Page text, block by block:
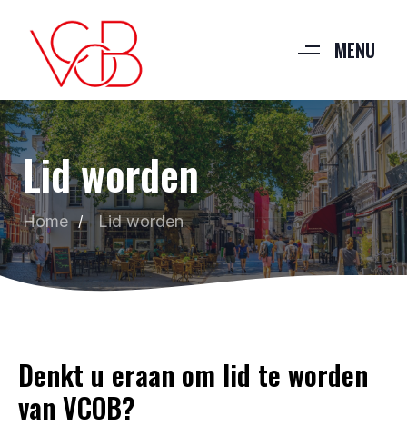
MENU
Lid worden
Home Lid worden
Denkt u eraan om lid te worden
van VCOB?